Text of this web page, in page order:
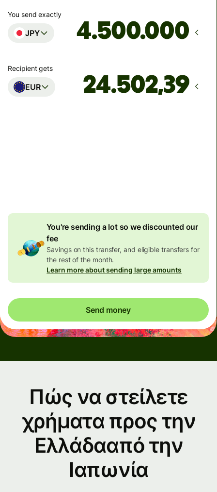
You send exactly
JPY
Recipient gets
EUR
You're sending a lot so we discounted our
fee
Savings on this transfer, and eligible transfers for
the rest of the month.
Learn more about sending large amounts
Send money
Πώς να στείλετε
χρήματα προς την
Ελλάδααπό την
Ιαπωνία